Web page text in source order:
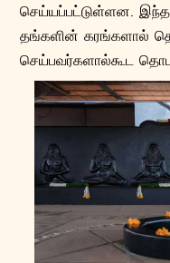
செய்யப்பட்டுள்ளன.
தங்களின் கரங்களால்
செய்பவர்களால்கூட